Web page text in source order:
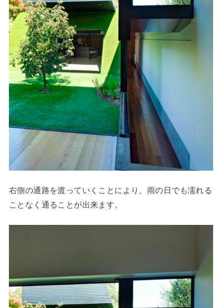
右側の通路を渡っていくことにより、雨の日でも濡れる
ことなく通ることが出来ます。